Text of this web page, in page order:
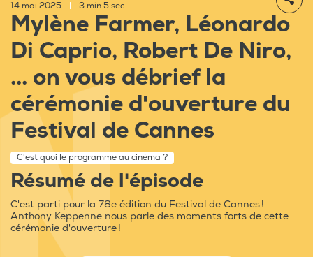
14 mai 2025 3 min 5 sec
Mylène Farmer, Léonardo
Di Caprio, Robert De Niro,
... on vous débrief la
cérémonie d'ouverture du
Festival de Cannes
C'est quoi le programme au cinéma ?
Résumé de l'épisode
C'est parti pour la 78e édition du Festival de Cannes !
Anthony Keppenne nous parle des moments forts de cette
cérémonie d'ouverture !